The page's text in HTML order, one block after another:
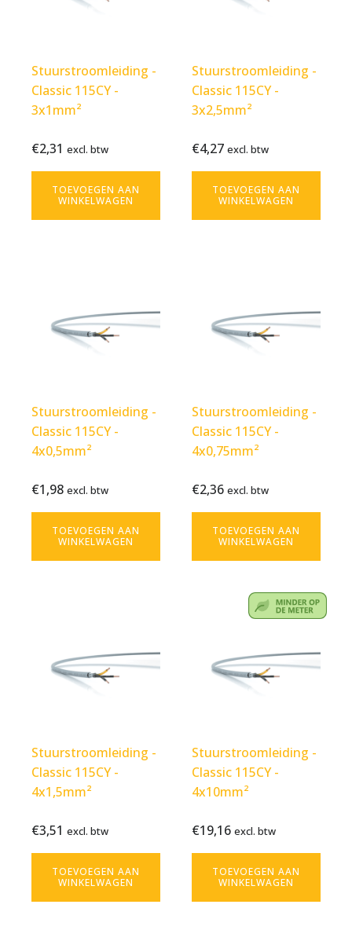
Stuurstroomleiding -
Classic 115CY -
3x1mm²
excl.
btw
Bekijk
product
€2,31 excl. btw
TOEVOEGEN AAN
WINKELWAGEN
Stuurstroomleiding -
Classic 115CY -
3x2,5mm²
excl.
btw
Bekijk
product
€4,27 excl. btw
TOEVOEGEN AAN
WINKELWAGEN
Stuurstroomleiding -
Classic 115CY -
4x0,5mm²
excl.
btw
Bekijk
product
€1,98 excl. btw
TOEVOEGEN AAN
WINKELWAGEN
Stuurstroomleiding -
Classic 115CY -
4x0,75mm²
excl.
btw
Bekijk
product
€2,36 excl. btw
TOEVOEGEN AAN
WINKELWAGEN
Stuurstroomleiding -
Classic 115CY -
4x1,5mm²
excl.
btw
Bekijk
product
€3,51 excl. btw
TOEVOEGEN AAN
WINKELWAGEN
Stuurstroomleiding -
Classic 115CY -
4x10mm²
excl.
btw
Bekijk
product
€19,16 excl. btw
TOEVOEGEN AAN
WINKELWAGEN